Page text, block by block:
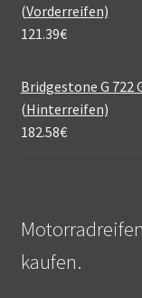
(Vorderreifen)
121.39€
Bridgestone G 722
(Hinterreifen)
182.58€
kaufen.